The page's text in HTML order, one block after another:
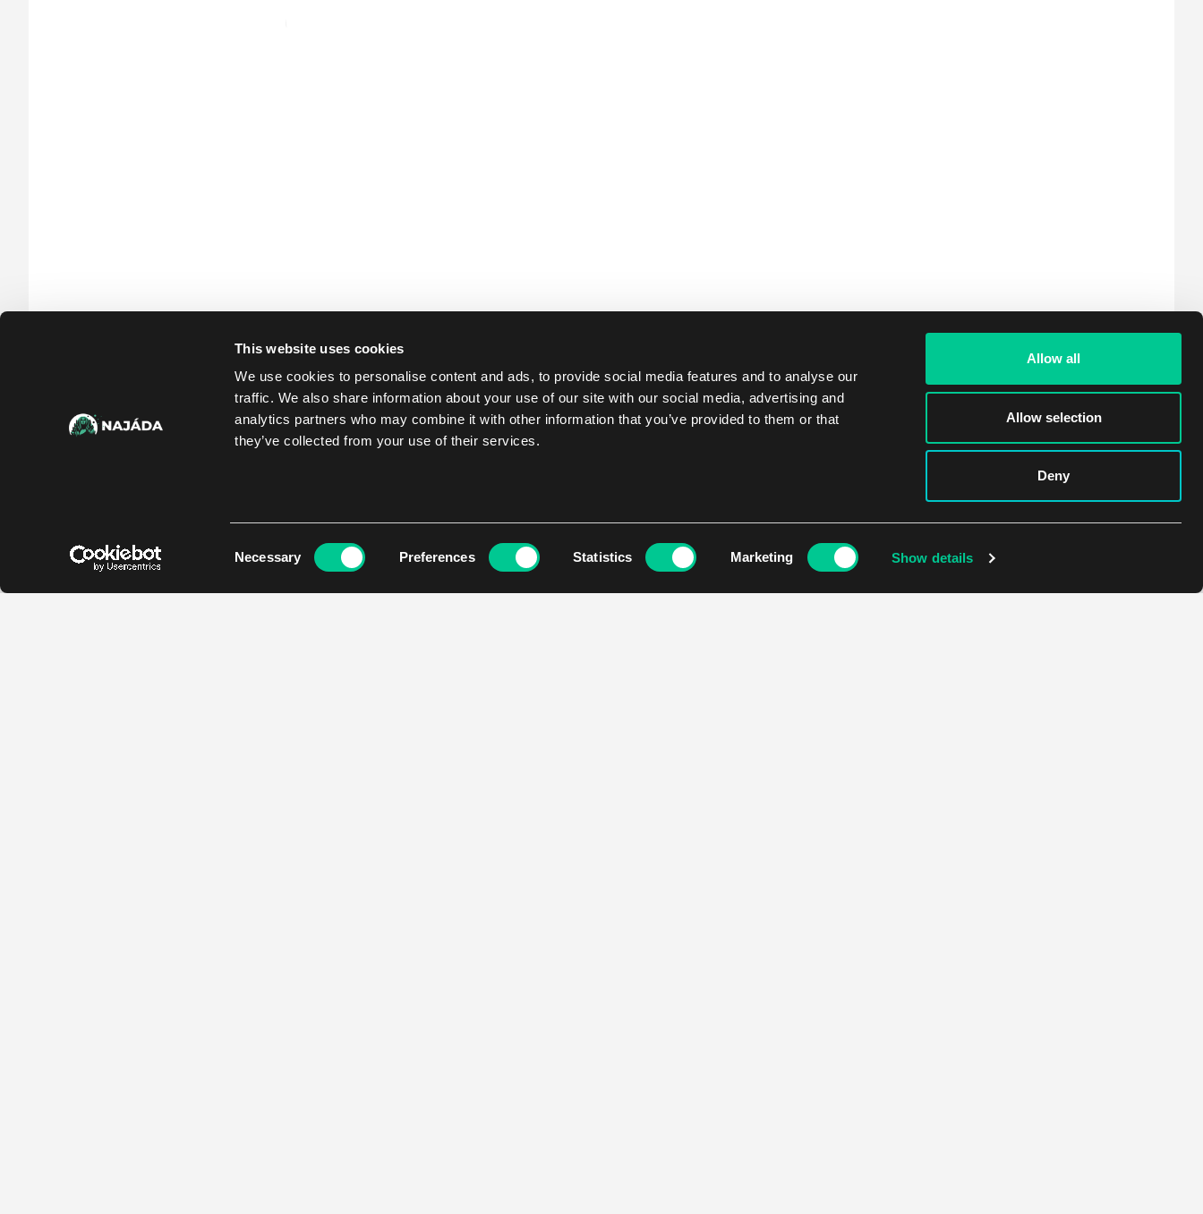
This website uses cookies
We use cookies to personalise content and ads, to provide social media features and to analyse our
traffic. We also share information about your use of our site with our social media, advertising and
analytics partners who may combine it with other information that you’ve provided to them or that
they’ve collected from your use of their services.
Necessary Preferences Statistics Marketing Show details
Allow all
Allow selection
Deny